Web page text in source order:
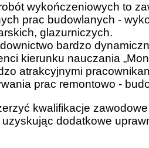
wykończeniowych to
prac budowlanych -
glazurniczych.
bardzo
kierunku nauczania
atrakcyjnymi
prac remontowo -
kwalifikacje
dodatkowe